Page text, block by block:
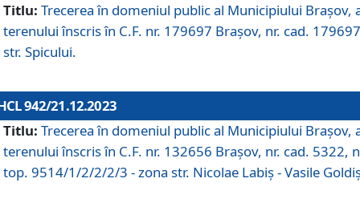
Titlu: Trecerea în domeniul public al Municipiului Braşov,
terenului înscris în C.F. nr. 179697 Brașov, nr. cad.
str. Spicului.
942/21.12.2023
Titlu: Trecerea în domeniul public al Municipiului Braşov,
terenului înscris în C.F. nr. 132656 Brașov, nr. cad. 5322,
top. 9514/1/2/2/2/3 - zona str. Nicolae Labiș - Vasile